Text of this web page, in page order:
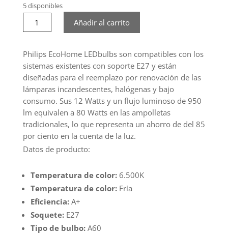
5 disponibles
Ampolleta
Philips
12W
Luz
Fría
cantidad
Añadir al carrito
Philips EcoHome LEDbulbs son compatibles con los
sistemas existentes con soporte E27 y están
diseñadas para el reemplazo por renovación de las
lámparas incandescentes, halógenas y bajo
consumo. Sus 12 Watts y un flujo luminoso de 950
lm equivalen a 80 Watts en las ampolletas
tradicionales, lo que representa un ahorro de del 85
por ciento en la cuenta de la luz.
Datos de producto:
Temperatura de color:6.500K
Temperatura de color:Fría
Eficiencia:A+
Soquete:E27
Tipo de bulbo:A60